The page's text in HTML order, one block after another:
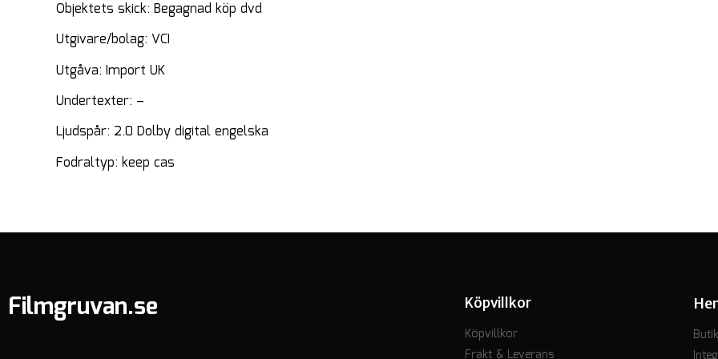
Objektets skick: Begagnad köp dvd
Utgivare/bolag: VCI
Utgåva: Import UK
Undertexter: –
Ljudspår: 2.0 Dolby digital engelska
Fodraltyp: keep cas
Filmgruvan.se
Köpvillkor
Köpvillkor
Frakt & Leverans
Butik